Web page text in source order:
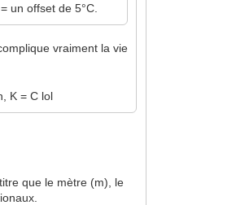
un offset de 5°C.
vraiment la vie
K = C lol
que le mètre (m), le